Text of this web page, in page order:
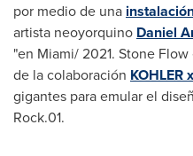
por medio de una
artista neoyorquino Daniel
"en Miami/ 2021. Stone Flow
de la colaboración KOHLER
gigantes para emular el
Rock.01.